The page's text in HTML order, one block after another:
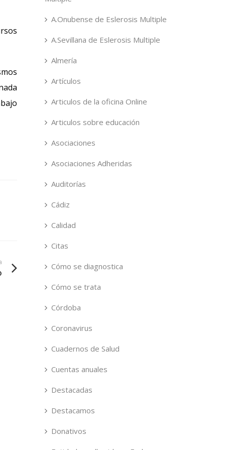
A.Onubense de Eslerosis Multiple
A.Sevillana de Eslerosis Multiple
Almería
Artículos
Articulos de la oficina Online
Articulos sobre educación
Asociaciones
Asociaciones Adheridas
Auditorías
Cádiz
Calidad
Citas
Cómo se diagnostica
Cómo se trata
Córdoba
Coronavirus
Cuadernos de Salud
Cuentas anuales
Destacadas
Destacamos
Donativos